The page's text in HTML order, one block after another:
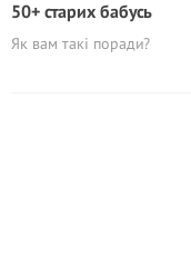
50+ стapиx бабусь
Як вам такі поради?